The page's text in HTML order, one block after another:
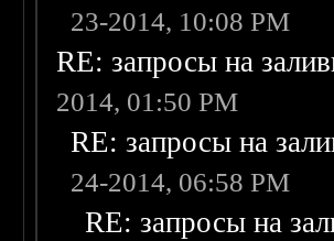
23-2014, 10:08 PM
RE: запросы на
2014, 01:50 PM
RE: запросы на
24-2014, 06:58 PM
RE: запросы на